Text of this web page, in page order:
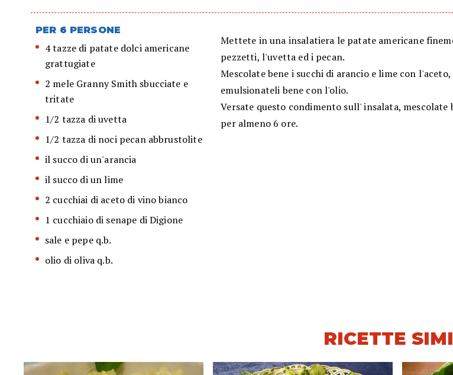
PER 6 PERSONE
4 tazze di patate dolci americane
grattugiate
2 mele Granny Smith sbucciate e
tritate
1/2 tazza di uvetta
1/2 tazza di noci pecan abbrustolite
il succo di un'arancia
il succo di un lime
2 cucchiai di aceto di vino bianco
1 cucchiaio di senape di Digione
sale e pepe q.b.
olio di oliva q.b.
Mettete in una insalatiera le patate americane
pezzetti, l'uvetta ed i pecan.
Mescolate bene i succhi di arancio e lime con
emulsionateli bene con l'olio.
Versate questo condimento sull' insalata,
per almeno 6 ore.
RICETTE